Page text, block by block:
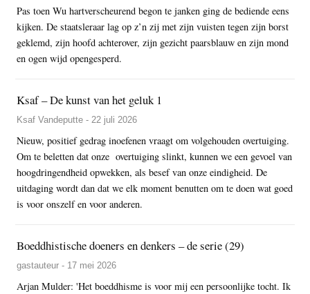
Pas toen Wu hartverscheurend begon te janken ging de bediende eens
kijken. De staatsleraar lag op z’n zij met zijn vuisten tegen zijn borst
geklemd, zijn hoofd achterover, zijn gezicht paarsblauw en zijn mond
en ogen wijd opengesperd.
Ksaf – De kunst van het geluk 1
Ksaf Vandeputte - 22 juli 2026
Nieuw, positief gedrag inoefenen vraagt om volgehouden overtuiging.
Om te beletten dat onze overtuiging slinkt, kunnen we een gevoel van
hoogdringendheid opwekken, als besef van onze eindigheid. De
uitdaging wordt dan dat we elk moment benutten om te doen wat goed
is voor onszelf en voor anderen.
Boeddhistische doeners en denkers – de serie (29)
gastauteur - 17 mei 2026
Arjan Mulder: 'Het boeddhisme is voor mij een persoonlijke tocht. Ik